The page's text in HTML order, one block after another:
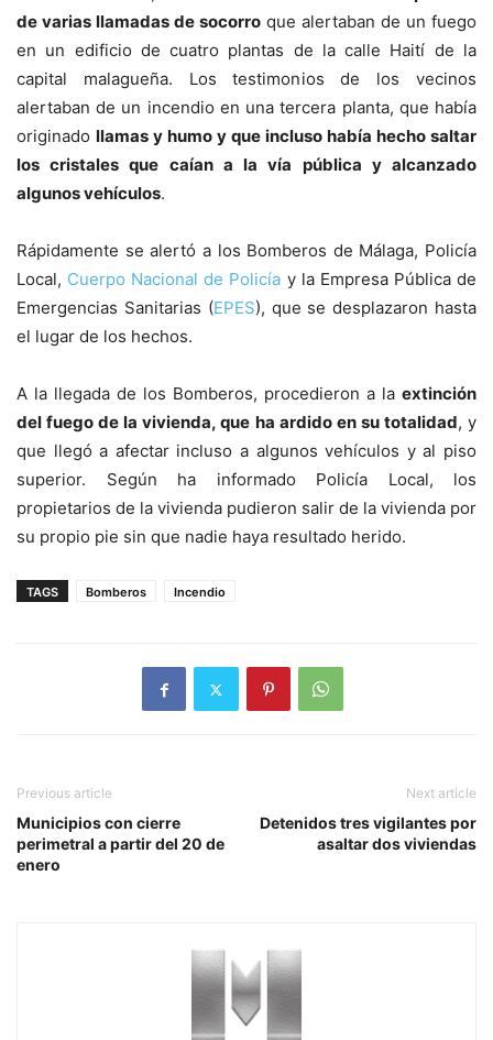
de varias llamadas de socorro que alertaban de un fuego
en un edificio de cuatro plantas de la calle Haití de la
capital malagueña. Los testimonios de los vecinos
alertaban de un incendio en una tercera planta, que había
originado llamas y humo y que incluso había hecho saltar
los cristales que caían a la vía pública y alcanzado
algunos vehículos.
Rápidamente se alertó a los Bomberos de Málaga, Policía
Local, Cuerpo Nacional de Policía y la Empresa Pública de
Emergencias Sanitarias (EPES), que se desplazaron hasta
el lugar de los hechos.
A la llegada de los Bomberos, procedieron a la extinción
del fuego de la vivienda, que ha ardido en su totalidad, y
que llegó a afectar incluso a algunos vehículos y al piso
superior. Según ha informado Policía Local, los
propietarios de la vivienda pudieron salir de la vivienda por
su propio pie sin que nadie haya resultado herido.
TAGS Bomberos Incendio
Previous article
Municipios con cierre
perimetral a partir del 20 de
enero
Next article
Detenidos tres vigilantes por
asaltar dos viviendas